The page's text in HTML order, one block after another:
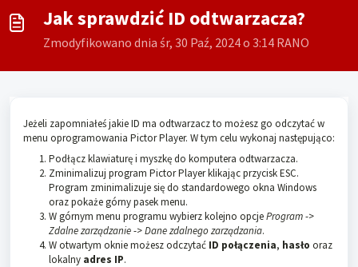
Jak sprawdzić ID odtwarzacza?
Zmodyfikowano dnia śr, 30 Paź, 2024 o 3:14 RANO
Jeżeli zapomniałeś jakie ID ma odtwarzacz to możesz go odczytać w
menu oprogramowania Pictor Player. W tym celu wykonaj następująco:
Podłącz klawiaturę i myszkę do komputera odtwarzacza.
Zminimalizuj program Pictor Player klikając przycisk ESC.
Program zminimalizuje się do standardowego okna Windows
oraz pokaże górny pasek menu.
W górnym menu programu wybierz kolejno opcjeProgram->
Zdalne zarządzanie->Dane zdalnego zarządzania.
W otwartym oknie możesz odczytać ID połączenia, hasło oraz
lokalny adres IP.